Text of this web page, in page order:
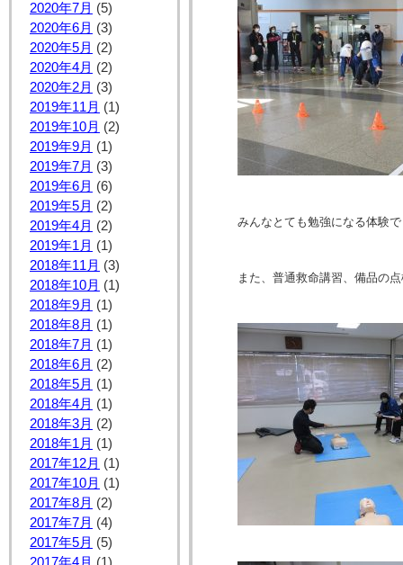
2020年7月 (5)
2020年6月 (3)
2020年5月 (2)
2020年4月 (2)
2020年2月 (3)
2019年11月 (1)
2019年10月 (2)
2019年9月 (1)
2019年7月 (3)
2019年6月 (6)
2019年5月 (2)
2019年4月 (2)
2019年1月 (1)
2018年11月 (3)
2018年10月 (1)
2018年9月 (1)
2018年8月 (1)
2018年7月 (1)
2018年6月 (2)
2018年5月 (1)
2018年4月 (1)
2018年3月 (2)
2018年1月 (1)
2017年12月 (1)
2017年10月 (1)
2017年8月 (2)
2017年7月 (4)
2017年5月 (5)
みんなとても勉強になる体験
また、普通救命講習、備品の